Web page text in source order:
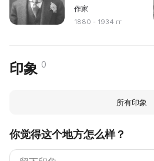
作家
1880 - 1934 гг
印象 0
所有印象
你觉得这个地方怎么样？